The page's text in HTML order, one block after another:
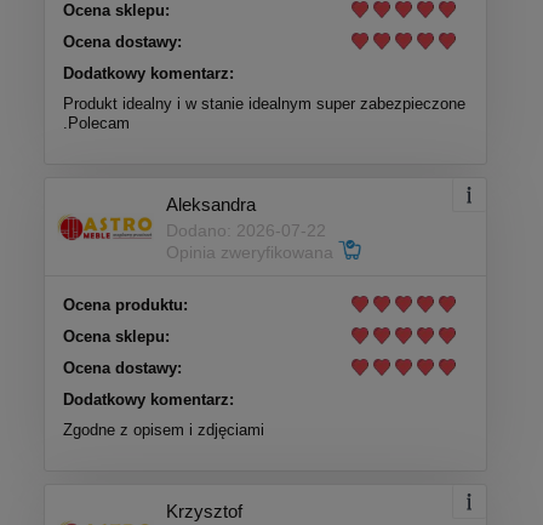
Ocena sklepu:
Ocena dostawy:
Dodatkowy komentarz:
Produkt idealny i w stanie idealnym super zabezpieczone
.Polecam
Aleksandra
Dodano: 2026-07-22
Opinia zweryfikowana
Ocena produktu:
Ocena sklepu:
Ocena dostawy:
Dodatkowy komentarz:
Zgodne z opisem i zdjęciami
Krzysztof